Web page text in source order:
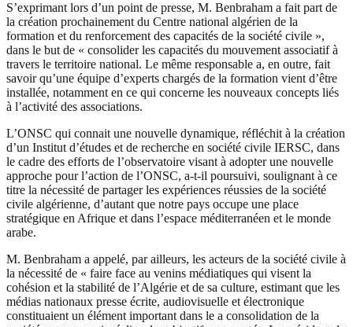
S’exprimant lors d’un point de presse, M. Benbraham a fait part de
la création prochainement du Centre national algérien de la
formation et du renforcement des capacités de la société civile »,
dans le but de « consolider les capacités du mouvement associatif à
travers le territoire national. Le même responsable a, en outre, fait
savoir qu’une équipe d’experts chargés de la formation vient d’être
installée, notamment en ce qui concerne les nouveaux concepts liés
à l’activité des associations.
L’ONSC qui connait une nouvelle dynamique, réfléchit à la création
d’un Institut d’études et de recherche en société civile IERSC, dans
le cadre des efforts de l’observatoire visant à adopter une nouvelle
approche pour l’action de l’ONSC, a-t-il poursuivi, soulignant à ce
titre la nécessité de partager les expériences réussies de la société
civile algérienne, d’autant que notre pays occupe une place
stratégique en Afrique et dans l’espace méditerranéen et le monde
arabe.
M. Benbraham a appelé, par ailleurs, les acteurs de la société civile à
la nécessité de « faire face au venins médiatiques qui visent la
cohésion et la stabilité de l’Algérie et de sa culture, estimant que les
médias nationaux presse écrite, audiovisuelle et électronique
constituaient un élément important dans le a consolidation de la